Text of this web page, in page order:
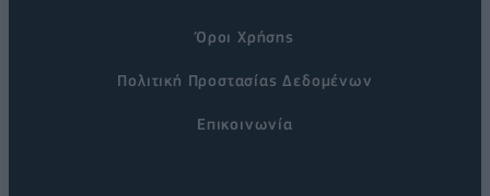
Όροι Χρήσης
Πολιτική Προστασίας Δεδομένων
Επικοινωνία